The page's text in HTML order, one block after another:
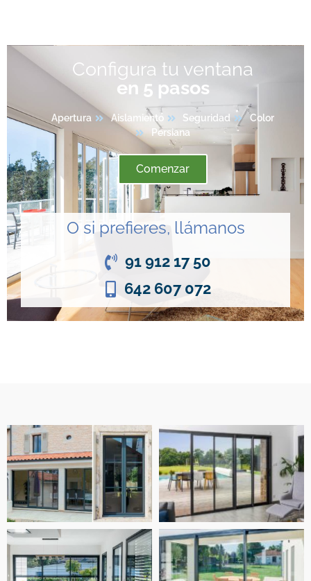
Configura tu ventana
en 5 pasos
Apertura Aislamiento Seguridad
Color
Persiana
Comenzar
O si prefieres, llámanos
91 912 17 50
642 607 072